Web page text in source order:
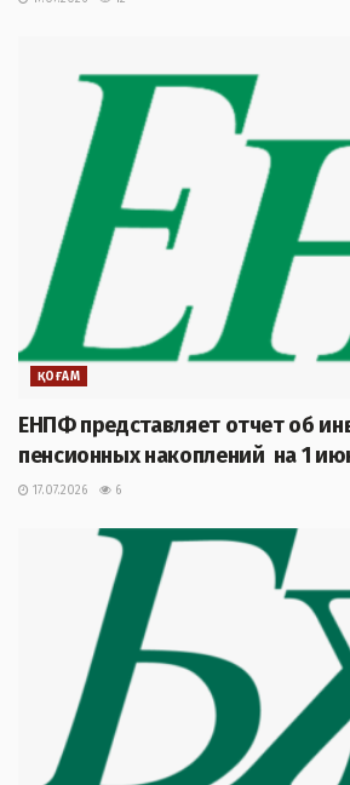
ҚОҒАМ
ЕНПФ представляет отчет об
пенсионных накоплений на 1
17.07.2026 6